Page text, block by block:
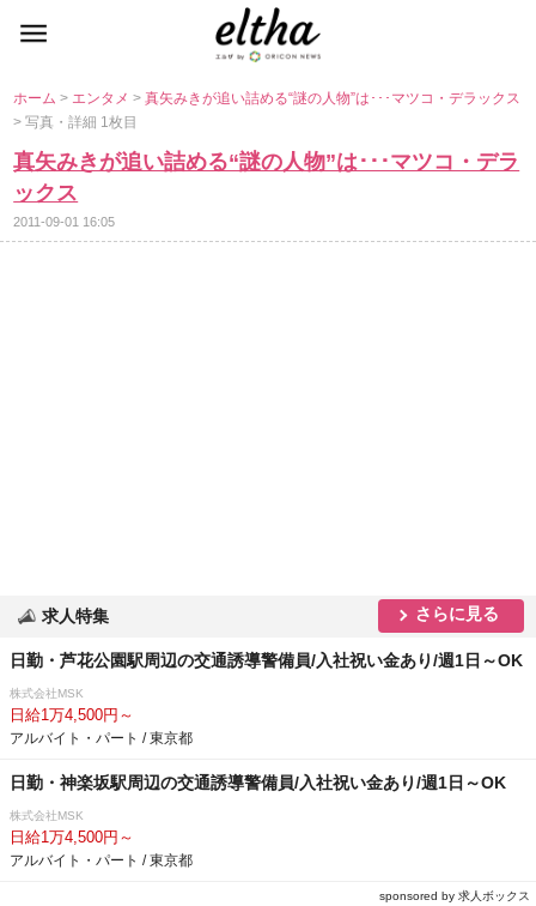
ホーム> エンタメ>真矢みきが追い詰める“謎の人物”は･･･マツコ・デラックス
> 写真・詳細 1枚目
真矢みきが追い詰める“謎の人物”は･･･マツコ・デラ
ックス
2011-09-01 16:05
求人特集 さらに見る
日勤・芦花公園駅周辺の交通誘導警備員/入社祝い金あり/週1日～OK
株式会社MSK
日給1万4,500円～
アルバイト・パート / 東京都
日勤・神楽坂駅周辺の交通誘導警備員/入社祝い金あり/週1日～OK
株式会社MSK
日給1万4,500円～
アルバイト・パート / 東京都
sponsored by 求人ボックス